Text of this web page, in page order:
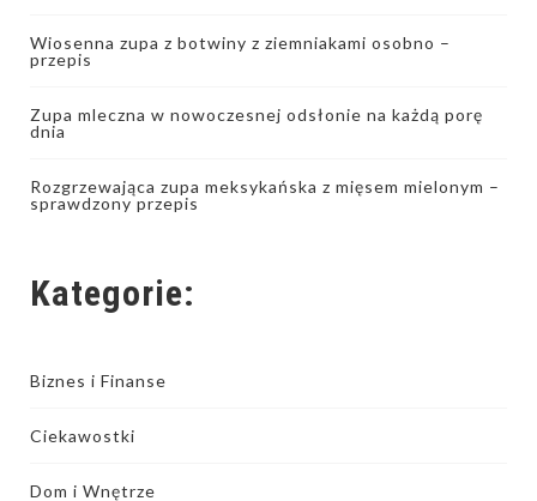
Wiosenna zupa z botwiny z ziemniakami osobno –
przepis
Zupa mleczna w nowoczesnej odsłonie na każdą porę
dnia
Rozgrzewająca zupa meksykańska z mięsem mielonym –
sprawdzony przepis
Kategorie:
Biznes i Finanse
Ciekawostki
Dom i Wnętrze